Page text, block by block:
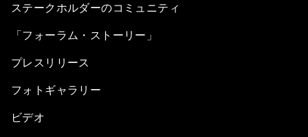
ステークホルダーのコミュニティ
「フォーラム・ストーリー」
プレスリリース
フォトギャラリー
ビデオ